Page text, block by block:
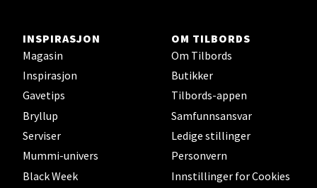
INSPIRASJON
Magasin
Inspirasjon
Gavetips
Bryllup
Serviser
Mummi-univers
Black Week
OM TILBORDS
Om Tilbords
Butikker
Tilbords-appen
Samfunnsansvar
Ledige stillinger
Personvern
Innstillinger for Cookies
Ski - Thon Senter Ski
Ski Storsenter, Jernbanesvingen 6, 1400 Ski
Åpent i dag 10-21
0 i butikk